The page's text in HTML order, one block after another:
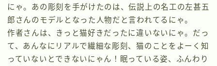
にゃ。あの彫刻を手がけたのは、伝説上の名工の左甚五
郎さんのモデルとなった人物だと言われてるにゃ。
作者さんは、きっと猫好きだったに違いないにゃ。だっ
て、あんなにリアルで繊細な彫刻、猫のことをよーく知
っていないとできないにゃん！眠っている姿、ふんわり